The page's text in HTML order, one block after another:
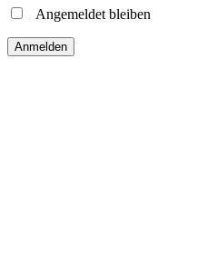
Angemeldet bleiben